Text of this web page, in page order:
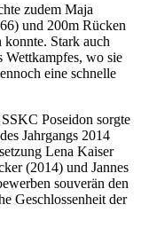
zudem Maja
und 200m Rücken
Stark auch
Wettkampfes, wo sie
eine schnelle
Poseidon sorgte
Jahrgangs 2014
Lena Kaiser
(2014) und Jannes
souverän den
Geschlossenheit der